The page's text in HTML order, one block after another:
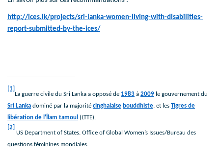
http://ices.lk/projects/sri-lanka-women-living-with-disabilities-
report-submitted-by-the-ices/
[1]
La guerre civile du Sri Lanka a opposé de 1983 à 2009 le gouvernement du
Sri Lanka dominé par la majorité cinghalaise bouddhiste, et les Tigres de
libération de l'Îlam tamoul (LTTE).
[2]
US Department of States. Office of Global Women’s Issues/Bureau des
questions féminines mondiales.